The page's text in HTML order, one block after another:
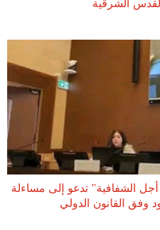
الشرقية
الشفافية" تدعو إلى مساءلة
وفق القانون الدولي